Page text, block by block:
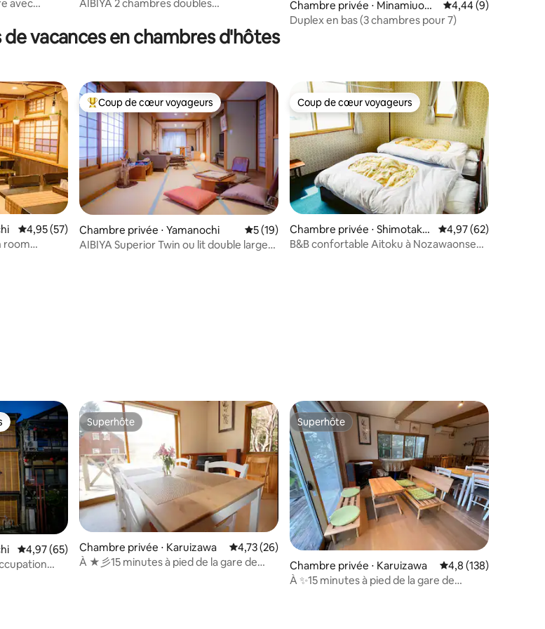
avec
AIBIYA 2 chambres doubles
personne seulement
Chambre privée ⋅ Minamiuonu
ma
Évaluation moyenne
4,44 (9)
Duplex en bas (3 chambres pour 7)
vacances en chambres d'hôtes
: 4,64 sur 5
Évaluation moyenne sur la base de 57 commentaires : 4,95 sur 5
4,95 (57)
room
Coups de cœur voyageurs les plus appréciés
Coup de cœur voyageurs
Chambre privée ⋅ Yamanochi Évaluation moyenne sur la base de 19 commentaires : 5 sur 5
5 (19)
AIBIYA Superior Twin ou lit double large
Coup de cœur voyageurs
Coup de cœur voyageurs
Chambre privée ⋅ Shimotakai
Gun,
Évaluation moyenne
4,97 (62)
B&B confortable Aitoku à Nozawaonsen-
: 4,96 sur 5
plus appréciés
Évaluation moyenne sur la base de 65 commentaires : 4,97 sur 5
4,97 (65)
Superhôte
Superhôte
Chambre privée ⋅ Karuizawa Évaluation moyenne sur la base de 26 commentaires : 4,73 sur 5
4,73 (26)
À ★彡15 minutes à pied de la gare de
Superhôte
Superhôte
Chambre privée ⋅ Karuizawa Évaluation moyenne
4,8 (138)
À ✨15 minutes à pied de la gare de